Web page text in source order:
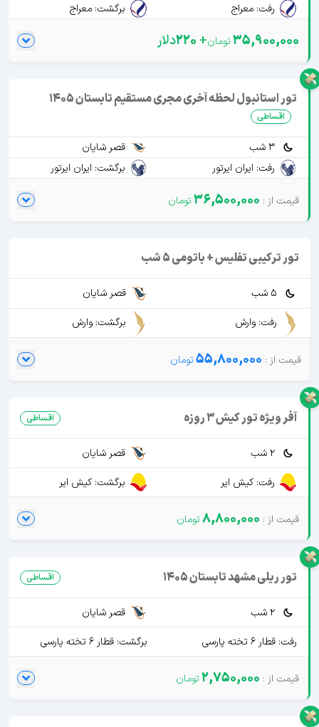
رفت: معراج
برگشت: معراج
35,900,000
+
220دلار
تور استانبول لحظه آخری مجری مستقیم تابستان 1405
اقساطی
3 شب
قصر شایان
رفت: ایران ایرتور
برگشت: ایران ایرتور
36,500,000
تور ترکیبی تفلیس + باتومی 5 شب
5 شب
قصر شایان
رفت: وارش
برگشت: وارش
55,800,000
آفر ویژه تور کیش 3 روزه اقساطی
2 شب
قصر شایان
رفت: کیش ایر
برگشت: کیش ایر
8,800,000
تور ریلی مشهد تابستان 1405 اقساطی
2 شب
قصر شایان
رفت: قطار 6 تخته پارسی
برگشت: قطار 6 تخته پارسی
2,750,000